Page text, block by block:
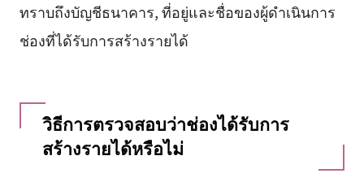
ทราบถึงบัญชีธนาคาร, ที่อยู่และชื่อของผู้ดำเนินการ
ช่องที่ได้รับการสร้างรายได้
วิธีการตรวจสอบว่าช่องได้รับการ
สร้างรายได้หรือไม่